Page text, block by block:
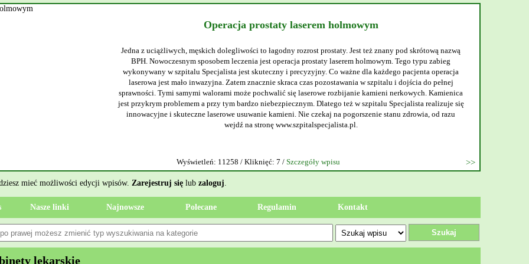
Operacja prostaty laserem holmowym
Jedna z uciążliwych, męskich dolegliwości to łagodny rozrost prostaty. Jest też znany pod skrótową nazwą
BPH. Nowoczesnym sposobem leczenia jest operacja prostaty laserem holmowym. Tego typu zabieg
wykonywany w szpitalu Specjalista jest skuteczny i precyzyjny. Co ważne dla każdego pacjenta operacja
laserowa jest mało inwazyjna. Zatem znacznie skraca czas pozostawania w szpitalu i dojścia do pełnej
sprawności. Tymi samymi walorami może pochwalić się laserowe rozbijanie kamieni nerkowych. Kamienica
jest przykrym problemem a przy tym bardzo niebezpiecznym. Dlatego też w szpitalu Specjalista realizuje się
innowacyjne i skuteczne laserowe usuwanie kamieni. Nie czekaj na pogorszenie stanu zdrowia, od razu
wejdź na stronę www.szpitalspecjalista.pl.
Wyświetleń: 11258 / Kliknięć: 7 /Szczegóły wpisu
mieć możliwości edycji wpisów. Zarejestruj się lub zaloguj.
Nasze linki Najnowsze Polecane Regulamin Kontakt
Szukaj
lekarskie